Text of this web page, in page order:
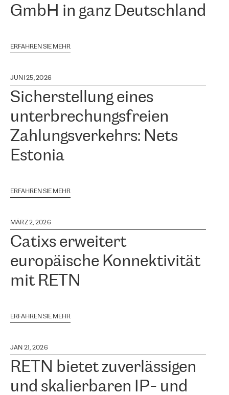
GmbH in ganz Deutschland
ERFAHREN SIE MEHR
JUNI 25, 2026
Sicherstellung eines
unterbrechungsfreien
Zahlungsverkehrs: Nets
Estonia
ERFAHREN SIE MEHR
MÄRZ 2, 2026
Catixs erweitert
europäische Konnektivität
mit RETN
ERFAHREN SIE MEHR
JAN 21, 2026
RETN bietet zuverlässigen
und skalierbaren IP- und